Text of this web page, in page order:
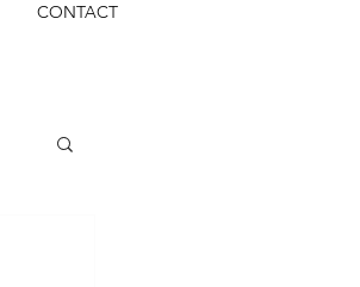
CONTACT